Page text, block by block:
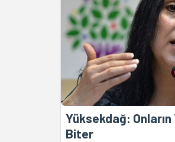
Yüksekdağ: Onların
Biter